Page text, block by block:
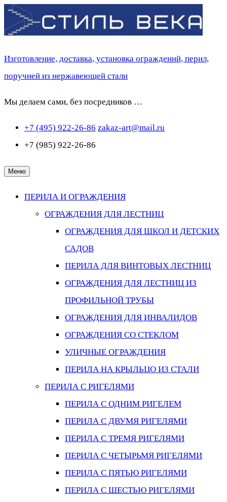
Перейти
к
Изготовление, доставка, установка ограждений, перил,
поручней из нержавеющей стали
Мы делаем сами, без посредников …
+7 (495) 922-26-86 zakaz-art@mail.ru
+7 (985) 922-26-86
Меню
ПЕРИЛА И ОГРАЖДЕНИЯ
ОГРАЖДЕНИЯ ДЛЯ ЛЕСТНИЦ
ОГРАЖДЕНИЯ ДЛЯ ШКОЛ И ДЕТСКИХ
САДОВ
ПЕРИЛА ДЛЯ ВИНТОВЫХ ЛЕСТНИЦ
ОГРАЖДЕНИЯ ДЛЯ ЛЕСТНИЦ ИЗ
ПРОФИЛЬНОЙ ТРУБЫ
ОГРАЖДЕНИЯ ДЛЯ ИНВАЛИДОВ
ОГРАЖДЕНИЯ СО СТЕКЛОМ
УЛИЧНЫЕ ОГРАЖДЕНИЯ
ПЕРИЛА НА КРЫЛЬЦО ИЗ СТАЛИ
ПЕРИЛА С РИГЕЛЯМИ
ПЕРИЛА С ОДНИМ РИГЕЛЕМ
ПЕРИЛА С ДВУМЯ РИГЕЛЯМИ
ПЕРИЛА С ТРЕМЯ РИГЕЛЯМИ
ПЕРИЛА С ЧЕТЫРЬМЯ РИГЕЛЯМИ
ПЕРИЛА С ПЯТЬЮ РИГЕЛЯМИ
ПЕРИЛА С ШЕСТЬЮ РИГЕЛЯМИ